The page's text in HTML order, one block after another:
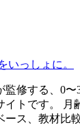
いっしょに。
修する、0〜
イトです。 月
ース、教材比